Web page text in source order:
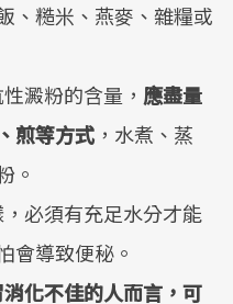
、糙米、燕麥、雜糧或
澱粉的含量， 應盡量
煎等方式 ，水煮、蒸
。
必須有充足水分才能
會導致便秘。
化不佳的人而言，可